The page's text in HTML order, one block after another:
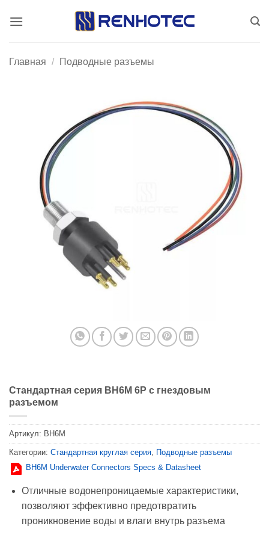
Главная / Подводные разъемы
Стандартная серия BH6M 6P с гнездовым
разъемом
Артикул: BH6M
Категории: Стандартная круглая серия Подводные разъемы
BH6M Underwater Connectors Specs & Datasheet
Отличные водонепроницаемые характеристики,
позволяют эффективно предотвратить
проникновение воды и влаги внутрь разъема